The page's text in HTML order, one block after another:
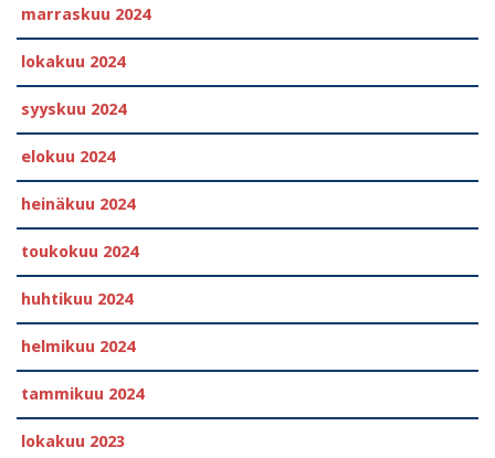
marraskuu 2024
lokakuu 2024
syyskuu 2024
elokuu 2024
heinäkuu 2024
toukokuu 2024
huhtikuu 2024
helmikuu 2024
tammikuu 2024
lokakuu 2023